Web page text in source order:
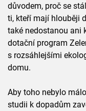
důvodem, proč se
ti, kteří mají hlouběji
také nedostanou ani
dotační program
s rozsáhlejšími
domu.
Aby toho nebylo
studii k dopadům